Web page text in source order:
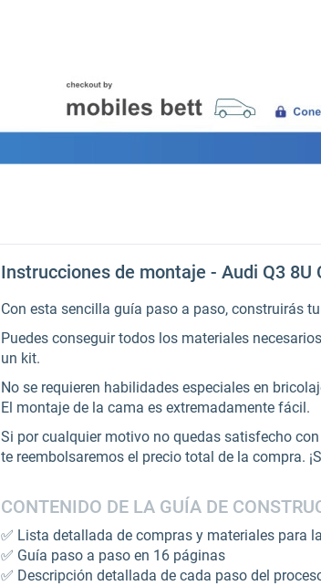
Instrucciones de montaje - Audi Q3 8U
Con esta sencilla guía paso a paso, construirás
Puedes conseguir todos los materiales
un kit.
No se requieren habilidades especiales en
El montaje de la cama es extremadamente fácil.
Si por cualquier motivo no quedas satisfecho
te reembolsaremos el precio total de la compra.
CONTENIDO DE LA GUÍA DE
✅ Lista detallada de compras y materiales para
✅ Guía paso a paso en 16 páginas
✅ Descripción detallada de cada paso del